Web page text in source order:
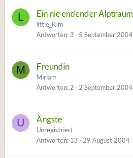
L Ein nie endender Alptraum
little_Kim
Antworten 3 5 September 2004
M Freundin
Miriam
Antworten 2 2 September 2004
U Ängste
Unregistriert
Antworten 13 29 August 2004